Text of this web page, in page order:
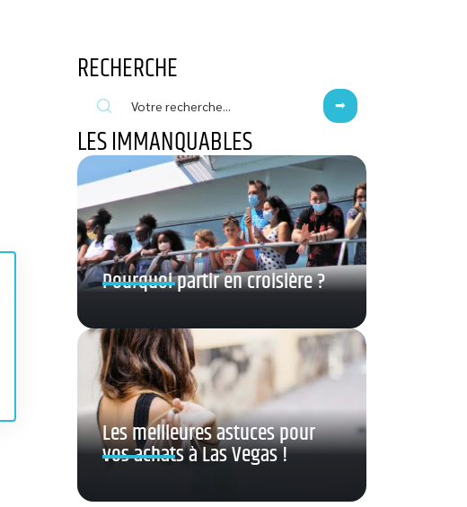
RECHERCHE
LES IMMANQUABLES
Pourquoi partir en croisière ?
Les meilleures astuces pour
vos achats à Las Vegas !